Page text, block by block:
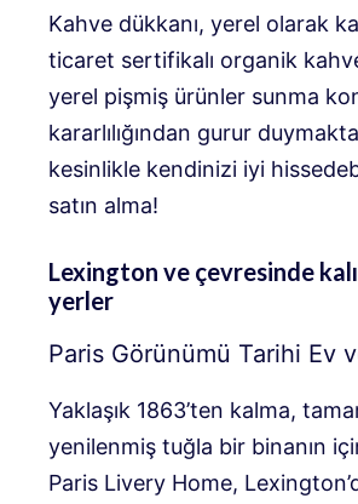
Kahve dükkanı, yerel olarak
ticaret sertifikalı organik
yerel pişmiş ürünler sunma
kararlılığından gurur
kesinlikle kendinizi iyi
satın alma!
Lexington ve çevresinde
yerler
Paris Görünümü Tarihi Ev
Yaklaşık 1863’ten kalma,
yenilenmiş tuğla bir binanın
Paris Livery Home,